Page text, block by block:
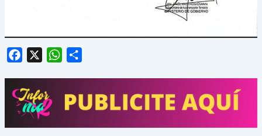
Facebook WhatsApp